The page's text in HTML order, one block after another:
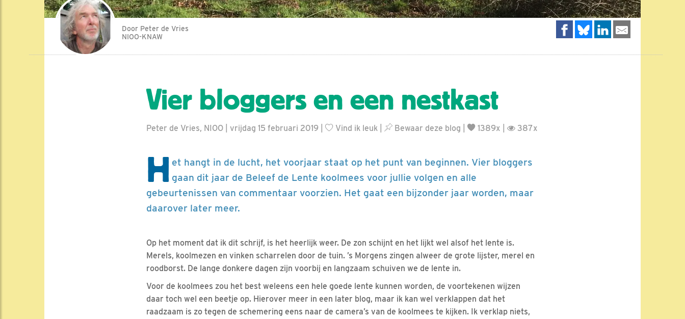
Door Peter de Vries
NIOO-KNAW
Vier bloggers en een nestkast
Peter de Vries, NIOO | vrijdag 15 februari 2019 | Vind ik leuk Bewaar deze blog 1389x | 387x
H et hangt in de lucht, het voorjaar staat op het punt van beginnen. Vier bloggers
gaan dit jaar de Beleef de Lente koolmees voor jullie volgen en alle
gebeurtenissen van commentaar voorzien. Het gaat een bijzonder jaar worden, maar
daarover later meer.
Op het moment dat ik dit schrijf, is het heerlijk weer. De zon schijnt en het lijkt wel alsof het lente is.
Merels, koolmezen en vinken scharrelen door de tuin. ’s Morgens zingen alweer de grote lijster, merel en
roodborst. De lange donkere dagen zijn voorbij en langzaam schuiven we de lente in.
Voor de koolmees zou het best weleens een hele goede lente kunnen worden, de voortekenen wijzen
daar toch wel een beetje op. Hierover meer in een later blog, maar ik kan wel verklappen dat het
raadzaam is zo tegen de schemering eens naar de camera’s van de koolmees te kijken. Ik verklap niets,